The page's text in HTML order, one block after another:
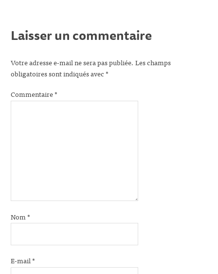
Laisser un commentaire
Votre adresse e-mail ne sera pas publiée. Les champs
obligatoires sont indiqués avec*
Commentaire*
Nom*
E-mail*